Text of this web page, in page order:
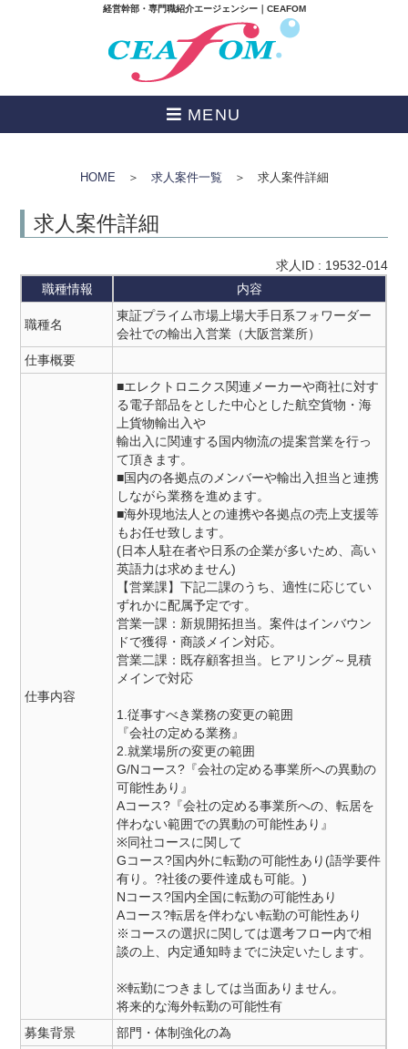
経営幹部・専門職紹介エージェンシー｜CEAFOM
MENU
HOME ＞ 求人案件一覧 ＞ 求人案件詳細
求人案件詳細
求人ID : 19532-014
職種情報
内容
職種名
東証プライム市場上場大手日系フォワーダー
会社での輸出入営業（大阪営業所）
仕事概要
仕事内容
■エレクトロニクス関連メーカーや商社に対す
る電子部品をとした中心とした航空貨物・海
上貨物輸出入や
輸出入に関連する国内物流の提案営業を行っ
て頂きます。
■国内の各拠点のメンバーや輸出入担当と連携
しながら業務を進めます。
■海外現地法人との連携や各拠点の売上支援等
もお任せ致します。
(日本人駐在者や日系の企業が多いため、高い
英語力は求めません)
【営業課】下記二課のうち、適性に応じてい
ずれかに配属予定です。
営業一課：新規開拓担当。案件はインバウン
ドで獲得・商談メイン対応。
営業二課：既存顧客担当。ヒアリング～見積
メインで対応
1.従事すべき業務の変更の範囲
『会社の定める業務』
2.就業場所の変更の範囲
G/Nコース?『会社の定める事業所への異動の
可能性あり』
Aコース?『会社の定める事業所への、転居を
伴わない範囲での異動の可能性あり』
※同社コースに関して
Gコース?国内外に転勤の可能性あり(語学要件
有り。?社後の要件達成も可能。)
Nコース?国内全国に転勤の可能性あり
Aコース?転居を伴わない転勤の可能性あり
※コースの選択に関しては選考フロー内で相
談の上、内定通知時までに決定いたします。
※転勤につきましては当面ありません。
将来的な海外転勤の可能性有
募集背景
部門・体制強化の為